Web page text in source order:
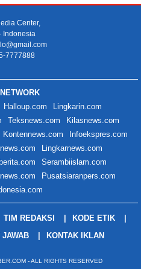
Center,
Indonesia
7777888
Halloup.com
Lingkarin.com
Teksnews.com
Kilasnews.com
Kontennews.com
Infoekspres.com
Lingkarnews.com
Serambiislam.com
Pusatsiaranpers.com
TIM REDAKSI
KODE ETIK
JAWAB KONTAK IKLAN
- ALL RIGHTS RESERVED